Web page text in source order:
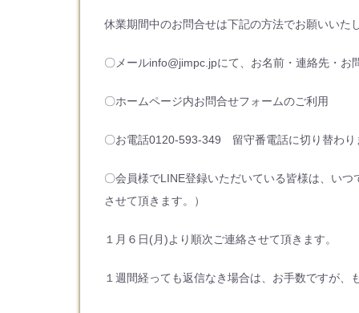
休業期間中のお問合せは下記の方法でお願いいた
〇メールinfo@jimpc.jpにて、お名前・連絡先・お
〇ホームページ内お問合せフォームのご利用
〇お電話0120-593-349 留守番電話に切り替わり
〇会員様でLINE登録いただいている皆様は、い
させて頂きます。）
１月６日(月)より順次ご連絡させて頂きます。
１週間経っても返信なき場合は、お手数ですが、